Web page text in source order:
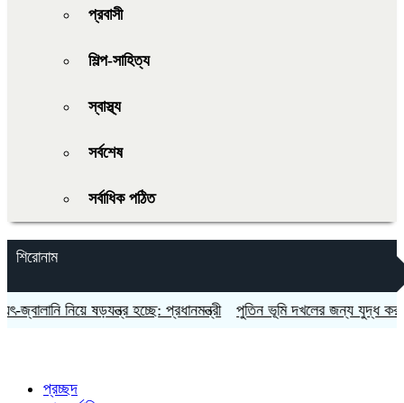
প্রবাসী
শিল্প-সাহিত্য
স্বাস্থ্য
সর্বশেষ
সর্বাধিক পঠিত
শিরোনাম
নিয়ে ষড়যন্ত্র হচ্ছে: প্রধানমন্ত্রী পুতিন ভূমি দখলের জন্য যুদ্ধ করছেন না:
প্রচ্ছদ